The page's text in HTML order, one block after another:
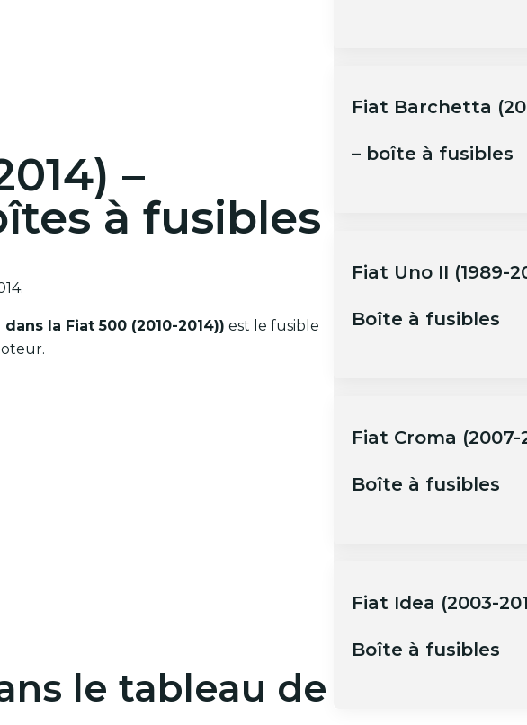
–
à fusibles
la Fiat 500 (2010-2014)) est le fusible
le tableau de
Fiat Barchetta
– boîte à fusibles
Fiat Uno II (1989-
Boîte à fusibles
Fiat Croma (2007-
Boîte à fusibles
Fiat Idea (2003-
Boîte à fusibles